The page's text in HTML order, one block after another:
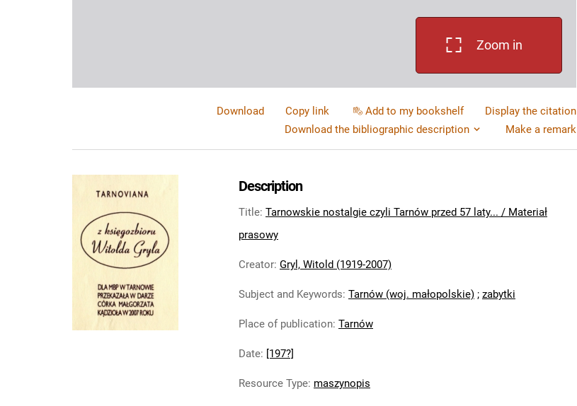
Zoom in
Download Copy link Add to my bookshelf
Display the citation
Download the bibliographic description
Make a remark
Description
Title: Tarnowskie nostalgie czyli Tarnów przed 57 laty... / Materiał
prasowy
Creator: Gryl, Witold (1919-2007)
Subject and Keywords: Tarnów (woj. małopolskie) ; zabytki
Place of publication: Tarnów
Date: [197?]
Resource Type: maszynopis